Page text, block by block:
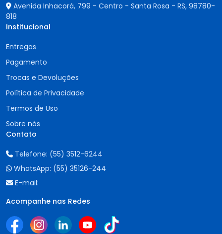
Avenida Inhacorá, 799 - Centro - Santa Rosa - RS, 98780-
818
Institucional
Entregas
Pagamento
Trocas e Devoluções
Política de Privacidade
Termos de Uso
Sobre nós
Contato
Telefone: (55) 3512-6244
WhatsApp: (55) 35126-244
E-mail:
Acompanhe nas Redes